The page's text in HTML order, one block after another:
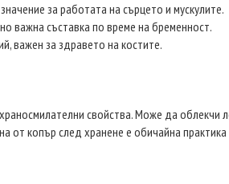
за работата на сърцето и мускулите.
важна съставка по време на бременност.
важен за здравето на костите.
свойства. Може да облекчи
копър след хранене е обичайна практика